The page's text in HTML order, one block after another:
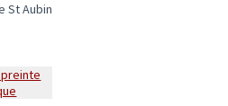
La nature en ville
pour le secteur : Les Hauts de St Aubin
St Aubin